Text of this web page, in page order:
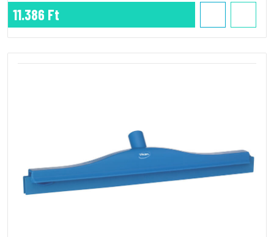
11.386 Ft